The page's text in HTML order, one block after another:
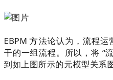
EBPM方法论认为，流程运
干的一组流程。 所以，将 “
到如上图所示的元模型关系图